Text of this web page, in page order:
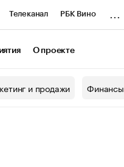
Телеканал РБК Вино
О проекте
и продажи Финансы